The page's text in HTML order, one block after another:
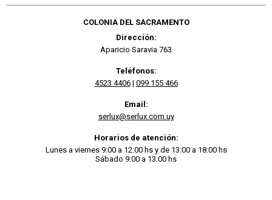
COLONIA DEL SACRAMENTO
Dirección:
Aparicio Saravia 763
Teléfonos:
4523 4406| 099 155 466
Email:
serlux@serlux.com.uy
Horarios de atención:
Lunes a viernes 9:00 a 12:00 hs y de 13:00 a 18:00 hs
Sábado 9:00 a 13:00 hs